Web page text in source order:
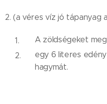
2. (a véres víz jó tápanyag
A zöldségeket
egy 6 literes
hagymát.